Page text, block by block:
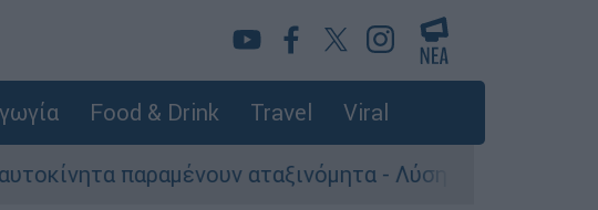
Food & Drink Travel Viral
αταξινόμητα - Λύση αναζητά το υπουργείο